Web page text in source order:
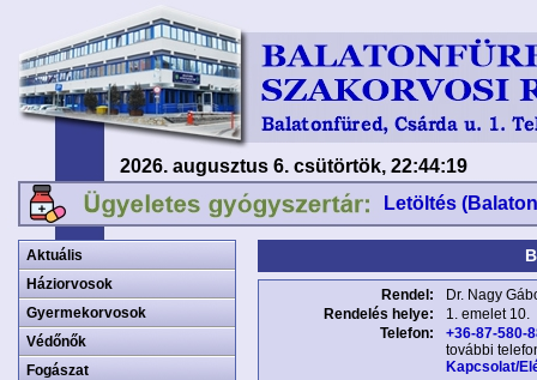
2026. augusztus 6. csütörtök, 22:44:19
Letöltés
Aktuális
Háziorvosok
Gyermekorvosok
Védőnők
Fogászat
Rendel:
Dr. Nagy
Rendelés helye:
1. emelet 10.
Telefon:
+36-87-580-
további
Kapcsolat/